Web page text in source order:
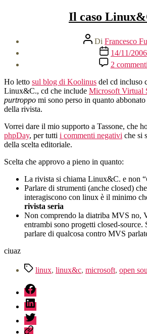
Il caso
Autore
articolo
Di Francesco
Data
dell'articolo
14/11/2006
2 commenti
Ho letto sul blog di Koolinus del cd incluso
Linux&C., cd che include Microsoft Virtual
purtroppo mi sono perso in quanto
della rivista.
Vorrei dare il mio supporto a Tassone, che
phpDay, per tutti i commenti negativi che si
della scelta editoriale.
Scelta che approvo a pieno in quanto:
La rivista si chiama Linux&C. e non “
Parlare di strumenti (anche closed)
interagiscono con linux è il minimo
rivista seria
Non comprendo la diatriba MVS
entrambi sono progetti closed-source.
parlare di qualcosa contro MVS
ciuaz
Taglinux, linux&c, microsoft, open
fb
linkedin
twitter
sessionize